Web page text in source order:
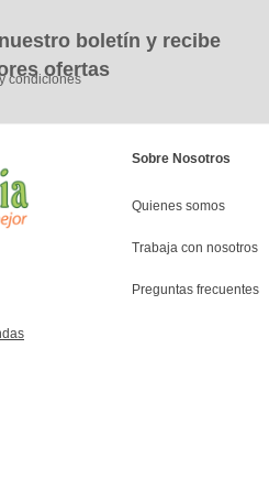
boletín y recibe
ofertas
condiciones
Sobre Nosotros
Quienes somos
Trabaja con nosotros
Preguntas frecuentes